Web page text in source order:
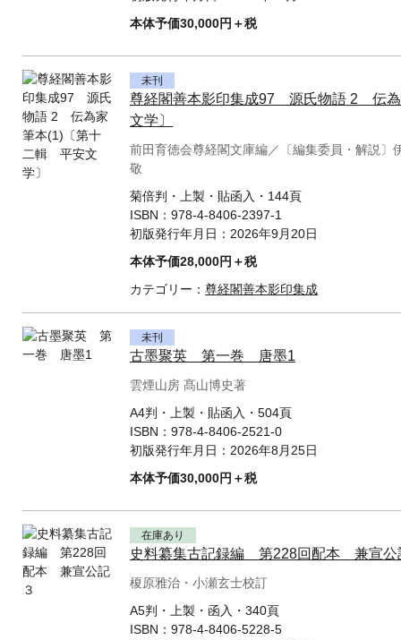
本体予価30,000円＋税
未刊
尊経閣善本影印集成97 源氏物語 2 伝
文学〕
前田育徳会尊経閣文庫編／〔編集委員・解説〕
敬
菊倍判・上製・貼函入・144頁
ISBN： 978-4-8406-2397-1
初版発行年月日： 2026年9月20日
本体予価28,000円＋税
カテゴリー： 尊経閣善本影印集成
未刊
古墨聚英 第一巻 唐墨1
雲煙山房 髙山博史著
A4判・上製・貼函入・504頁
ISBN： 978-4-8406-2521-0
初版発行年月日： 2026年8月25日
本体予価30,000円＋税
在庫あり
史料纂集古記録編 第228回配本 兼宣公
榎原雅治・小瀬玄士校訂
A5判・上製・函入・340頁
ISBN： 978-4-8406-5228-5